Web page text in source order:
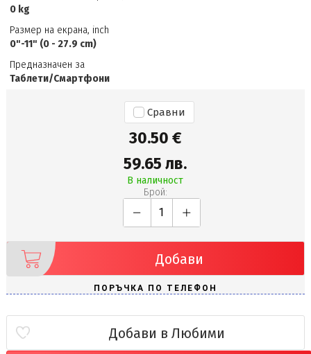
0 kg
Размер на екрана, inch
0"-11" (0 - 27.9 cm)
Предназначен за
Таблети/Смартфони
Сравни
30.50 €
59.65 лв.
В наличност
Брой:
Добави
Добави в Любими